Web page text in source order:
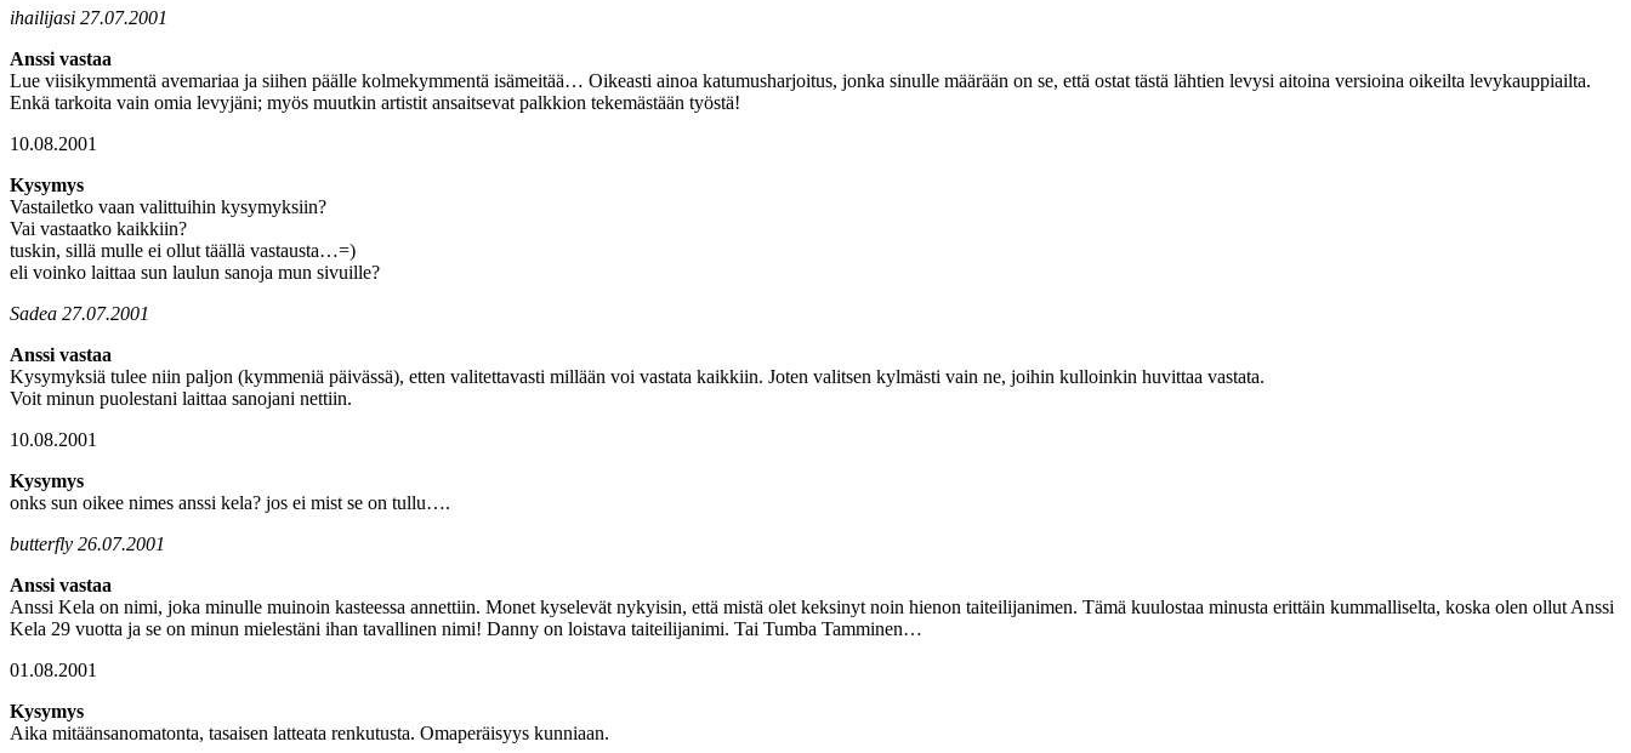
ihailijasi 27.07.2001
Anssi vastaa
Lue viisikymmentä avemariaa ja siihen päälle kolmekymmentä isämeitää… Oikeasti ainoa katumusharjoitus, jonka sinulle määrään on se, että ostat tästä lähtien levysi aitoina versioina oikeilta levykauppiailta.
Enkä tarkoita vain omia levyjäni; myös muutkin artistit ansaitsevat palkkion tekemästään työstä!
10.08.2001
Kysymys
Vastailetko vaan valittuihin kysymyksiin?
Vai vastaatko kaikkiin?
tuskin, sillä mulle ei ollut täällä vastausta…=)
eli voinko laittaa sun laulun sanoja mun sivuille?
Sadea 27.07.2001
Anssi vastaa
Kysymyksiä tulee niin paljon (kymmeniä päivässä), etten valitettavasti millään voi vastata kaikkiin. Joten valitsen kylmästi vain ne, joihin kulloinkin huvittaa vastata.
Voit minun puolestani laittaa sanojani nettiin.
10.08.2001
Kysymys
onks sun oikee nimes anssi kela? jos ei mist se on tullu….
butterfly 26.07.2001
Anssi vastaa
Anssi Kela on nimi, joka minulle muinoin kasteessa annettiin. Monet kyselevät nykyisin, että mistä olet keksinyt noin hienon taiteilijanimen. Tämä kuulostaa minusta erittäin kummalliselta, koska olen ollut Anssi
Kela 29 vuotta ja se on minun mielestäni ihan tavallinen nimi! Danny on loistava taiteilijanimi. Tai Tumba Tamminen…
01.08.2001
Kysymys
Aika mitäänsanomatonta, tasaisen latteata renkutusta. Omaperäisyys kunniaan.